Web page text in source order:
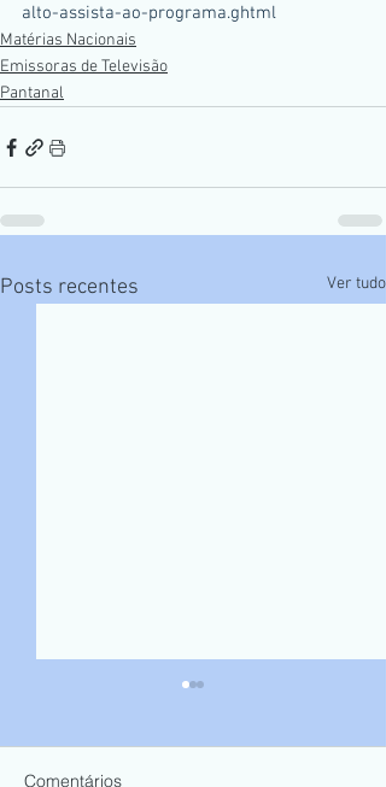
alto-assista-ao-programa.ghtml
Matérias Nacionais
Emissoras de Televisão
Pantanal
Posts recentes Ver tudo
Comentários